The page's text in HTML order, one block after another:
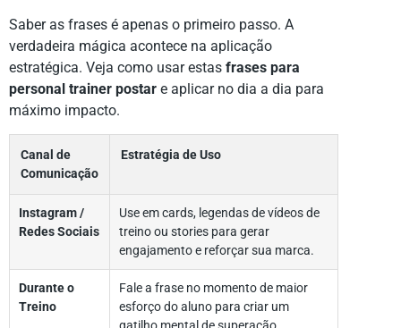
Saber as frases é apenas o primeiro passo. A
verdadeira mágica acontece na aplicação
estratégica. Veja como usar estas frases para
personal trainer postar e aplicar no dia a dia para
máximo impacto.
Canal de
Comunicação
Estratégia de Uso
Instagram /
Redes Sociais
Use em cards, legendas de vídeos de
treino ou stories para gerar
engajamento e reforçar sua marca.
Durante o
Treino
Fale a frase no momento de maior
esforço do aluno para criar um